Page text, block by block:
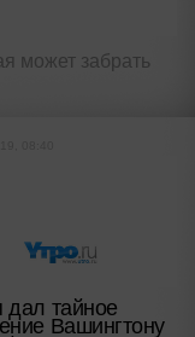
может забрать
дал тайное
Вашингтону